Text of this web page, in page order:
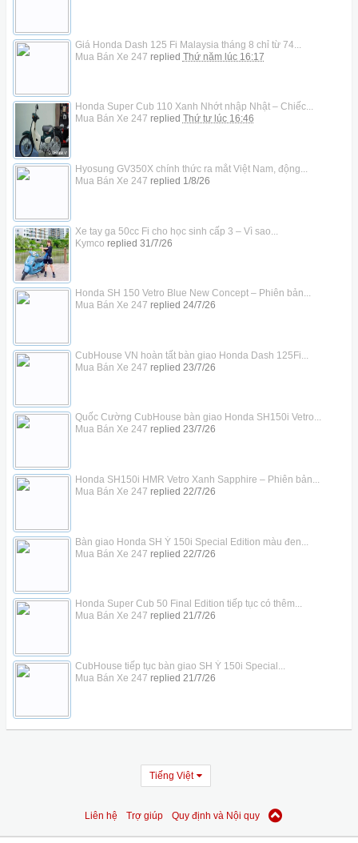
Giá Honda Dash 125 Fi Malaysia tháng 8 chỉ từ 74...
Mua Bán Xe 247 replied Thứ năm lúc 16:17
Honda Super Cub 110 Xanh Nhớt nhập Nhật – Chiếc...
Mua Bán Xe 247 replied Thứ tư lúc 16:46
Hyosung GV350X chính thức ra mắt Việt Nam, động...
Mua Bán Xe 247 replied 1/8/26
Xe tay ga 50cc Fi cho học sinh cấp 3 – Vì sao...
Kymco replied 31/7/26
Honda SH 150 Vetro Blue New Concept – Phiên bản...
Mua Bán Xe 247 replied 24/7/26
CubHouse VN hoàn tất bàn giao Honda Dash 125Fi...
Mua Bán Xe 247 replied 23/7/26
Quốc Cường CubHouse bàn giao Honda SH150i Vetro...
Mua Bán Xe 247 replied 23/7/26
Honda SH150i HMR Vetro Xanh Sapphire – Phiên bản...
Mua Bán Xe 247 replied 22/7/26
Bàn giao Honda SH Ý 150i Special Edition màu đen...
Mua Bán Xe 247 replied 22/7/26
Honda Super Cub 50 Final Edition tiếp tục có thêm...
Mua Bán Xe 247 replied 21/7/26
CubHouse tiếp tục bàn giao SH Ý 150i Special...
Mua Bán Xe 247 replied 21/7/26
Tiếng Việt
Liên hệ Trợ giúp Quy định và Nội quy